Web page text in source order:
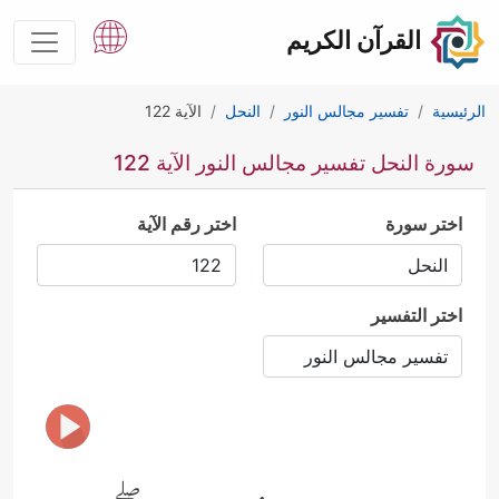
القرآن الكريم
الرئيسية تفسير مجالس النور النحل الآية 122
سورة النحل تفسير مجالس النور الآية 122
اختر سورة اختر رقم الآية
اختر التفسير